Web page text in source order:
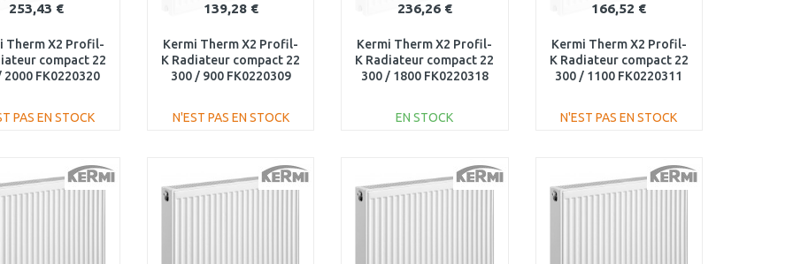
253,43 €
Therm X2 Profil-
compact 22
2000 FK0220320
PAS EN STOCK
Au comparatif
139,28 €
Kermi Therm X2 Profil-
K Radiateur compact 22
300 / 900 FK0220309
N'EST PAS EN STOCK
Au comparatif
236,26 €
Kermi Therm X2 Profil-
K Radiateur compact 22
300 / 1800 FK0220318
EN STOCK
Au comparatif
166,52 €
Kermi Therm X2 Profil-
K Radiateur compact 22
300 / 1100 FK0220311
N'EST PAS EN STOCK
Au comparatif